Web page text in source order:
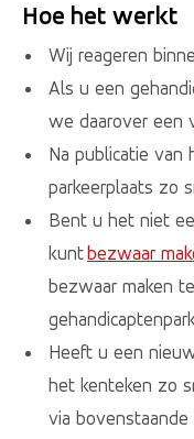
Hoe het werkt
Wij reageren
Als u een
we daarover een
Na publicatie van
parkeerplaats zo
Bent u het niet
kuntbezwaar
bezwaar maken
Heeft u een
het kenteken zo
via bovenstaande